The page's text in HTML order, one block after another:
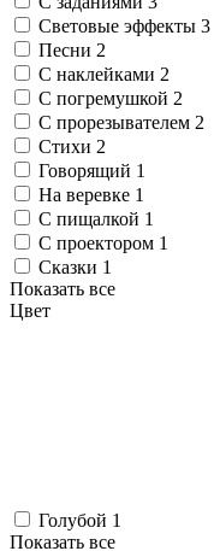
Световые эффекты 3
Песни 2
С наклейками 2
С погремушкой 2
С прорезывателем 2
Стихи 2
Говорящий 1
На веревке 1
С пищалкой 1
С проектором 1
Сказки 1
Показать все
Цвет
Голубой 1
Показать все